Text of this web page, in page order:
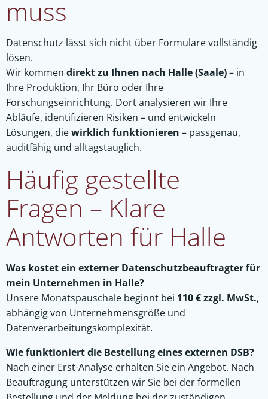
muss
Datenschutz lässt sich nicht über Formulare vollständig
lösen.
Wir kommen direkt zu Ihnen nach Halle (Saale)– in
Ihre Produktion, Ihr Büro oder Ihre
Forschungseinrichtung. Dort analysieren wir Ihre
Abläufe, identifizieren Risiken – und entwickeln
Lösungen, diewirklich funktionieren – passgenau,
auditfähig und alltagstauglich.
Häufig gestellte
Fragen – Klare
Antworten für Halle
Was kostet ein externer Datenschutzbeauftragter für
mein Unternehmen in Halle?
Unsere Monatspauschale beginnt bei 110 € zzgl. MwSt.,
abhängig von Unternehmensgröße und
Datenverarbeitungskomplexität.
Wie funktioniert die Bestellung eines externen DSB?
Nach einer Erst-Analyse erhalten Sie ein Angebot. Nach
Beauftragung unterstützen wir Sie bei der formellen